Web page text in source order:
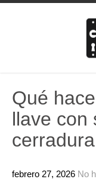
Qué
llave con
cerradura
febrero 27, 2026 No